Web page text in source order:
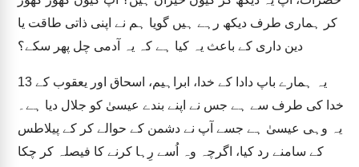
کر ہماری طرف دیکھ رہے ہیں گویا ہم نے اپنی ذاتی طاقت یا
دین داری کے باعث یہ کیا ہے کہ یہ آدمی چل پھر سکے؟
13
خدا کی طرف سے ہے جس نے اپنے بندے عیسیٰ کو جلال دیا ہے۔
یہ وہی عیسیٰ ہے جسے آپ نے دشمن کے حوالے کر کے پیلاطس
کے سامنے رد کیا، اگرچہ وہ اُسے رِہا کرنے کا فیصلہ کر چکا